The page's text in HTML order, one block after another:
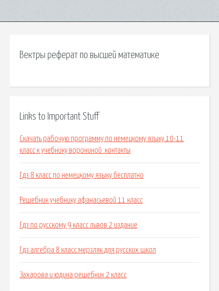
Вектры реферат по высшей математике
Links to Important Stuff
Скачать рабочую программу по немецкому языку 10-11
класс к учебнику ворониной .контакты
Гдз 8 класс по немецкому языку бесплатно
Решебник учебнику афанасьевой 11 класс
Гдз по русскому 9 класс львов 2 издание
Гдз алгебра 8 класс мерзляк для русских школ
Захарова и юдина решебник 2 класс